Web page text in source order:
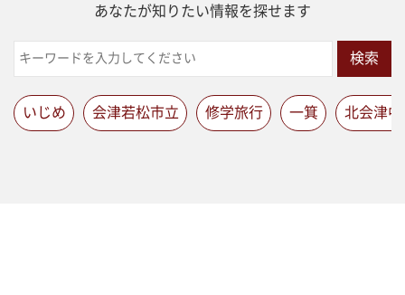
あなたが知りたい情報を探せます
検索
いじめ 会津若松市立 修学旅行 一箕 北会津中